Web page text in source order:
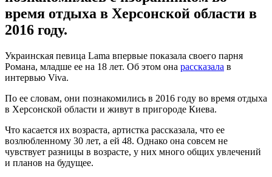
время отдыха в Херсонской области в
2016 году.
Украинская певица Lama впервые показала своего парня
Романа, младше ее на 18 лет. Об этом она рассказала в
интервью Viva.
По ее словам, они познакомились в 2016 году во время отдыха
в Херсонской области и живут в пригороде Киева.
Что касается их возраста, артистка рассказала, что ее
возлюбленному 30 лет, а ей 48. Однако она совсем не
чувствует разницы в возрасте, у них много общих увлечений
и планов на будущее.